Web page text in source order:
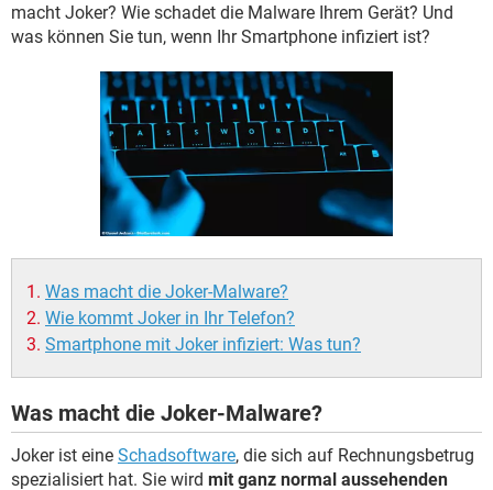
FACEBOOK HARDWARE
WHATSAPP TIKTOK
macht Joker? Wie schadet die Malware Ihrem Gerät? Und
was können Sie tun, wenn Ihr Smartphone infiziert ist?
Was macht die Joker-Malware?
Wie kommt Joker in Ihr Telefon?
Smartphone mit Joker infiziert: Was tun?
Was macht die Joker-Malware?
Joker ist eine Schadsoftware, die sich auf Rechnungsbetrug
spezialisiert hat. Sie wird mit ganz normal aussehenden